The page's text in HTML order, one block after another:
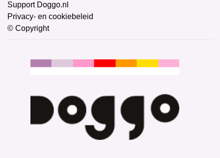
Support Doggo.nl
Privacy- en cookiebeleid
© Copyright